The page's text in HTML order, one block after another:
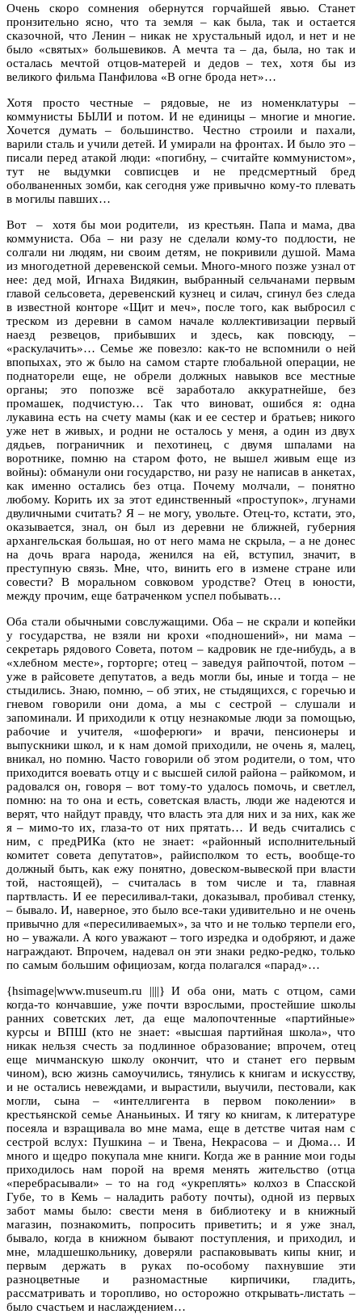
Очень скоро сомнения обернутся горчайшей явью. Станет
пронзительно ясно, что та земля – как была, так и остается
сказочной, что Ленин – никак не хрустальный идол, и нет и не
было «святых» большевиков. А мечта та – да, была, но так и
осталась мечтой отцов-матерей и дедов – тех, хотя бы из
великого фильма Панфилова «В огне брода нет»…
Хотя просто честные – рядовые, не из номенклатуры –
коммунисты БЫЛИ и потом. И не единицы – многие и многие.
Хочется думать – большинство. Честно строили и пахали,
варили сталь и учили детей. И умирали на фронтах. И было это –
писали перед атакой люди: «погибну, – считайте коммунистом»,
тут не выдумки совписцев и не предсмертный бред
оболваненных зомби, как сегодня уже привычно кому-то плевать
в могилы павших…
Вот – хотя бы мои родители, из крестьян. Папа и мама, два
коммуниста. Оба – ни разу не сделали кому-то подлости, не
солгали ни людям, ни своим детям, не покривили душой. Мама
из многодетной деревенской семьи. Много-много позже узнал от
нее: дед мой, Игнаха Видякин, выбранный сельчанами первым
главой сельсовета, деревенский кузнец и силач, сгинул без следа
в известной конторе «Щит и меч», после того, как выбросил с
треском из деревни в самом начале коллективизации первый
наезд резвецов, прибывших и здесь, как повсюду, –
«раскулачить»… Семье же повезло: как-то не вспомнили о ней
впопыхах, это ж было на самом старте глобальной операции, не
поднаторели еще, не обрели должных навыков все местные
органы; это попозже всё заработало аккуратнейше, без
промашек, подчистую… Так что виноват, ошибся я: одна
лукавина есть на счету мамы (как и ее сестер и братьев; никого
уже нет в живых, и родни не осталось у меня, а один из двух
дядьев, пограничник и пехотинец, с двумя шпалами на
воротнике, помню на старом фото, не вышел живым еще из
войны): обманули они государство, ни разу не написав в анкетах,
как именно остались без отца. Почему молчали, – понятно
любому. Корить их за этот единственный «проступок», лгунами
двуличными считать? Я – не могу, увольте. Отец-то, кстати, это,
оказывается, знал, он был из деревни не ближней, губерния
архангельская большая, но от него мама не скрыла, – а не донес
на дочь врага народа, женился на ей, вступил, значит, в
преступную связь. Мне, что, винить его в измене стране или
совести? В моральном совковом уродстве? Отец в юности,
между прочим, еще батраченком успел побывать…
Оба стали обычными совслужащими. Оба – не скрали и копейки
у государства, не взяли ни крохи «подношений», ни мама –
секретарь рядового Совета, потом – кадровик не где-нибудь, а в
«хлебном месте», горторге; отец – заведуя райпочтой, потом –
уже в райсовете депутатов, а ведь могли бы, иные и тогда – не
стыдились. Знаю, помню, – об этих, не стыдящихся, с горечью и
гневом говорили они дома, а мы с сестрой – слушали и
запоминали. И приходили к отцу незнакомые люди за помощью,
рабочие и учителя, «шоферюги» и врачи, пенсионеры и
выпускники школ, и к нам домой приходили, не очень я, малец,
вникал, но помню. Часто говорили об этом родители, о том, что
приходится воевать отцу и с высшей силой района – райкомом, и
радовался он, говоря – вот тому-то удалось помочь, и светлел,
помню: на то она и есть, советская власть, люди же надеются и
верят, что найдут правду, что власть эта для них и за них, как же
я – мимо-то их, глаза-то от них прятать… И ведь считались с
ним, с предРИКа (кто не знает: «районный исполнительный
комитет совета депутатов», райисполком то есть, вообще-то
должный быть, как ежу понятно, довеском-вывеской при власти
той, настоящей), – считалась в том числе и та, главная
партвласть. И ее пересиливал-таки, доказывал, пробивал стенку,
– бывало. И, наверное, это было все-таки удивительно и не очень
привычно для «пересиливаемых», за что и не только терпели его,
но – уважали. А кого уважают – того изредка и одобряют, и даже
награждают. Впрочем, надевал он эти знаки редко-редко, только
по самым большим официозам, когда полагался «парад»…
{hsimage|www.museum.ru ||||} И оба они, мать с отцом, сами
когда-то кончавшие, уже почти взрослыми, простейшие школы
ранних советских лет, да еще малопочтенные «партийные»
курсы и ВПШ (кто не знает: «высшая партийная школа», что
никак нельзя счесть за подлинное образование; впрочем, отец
еще мичманскую школу окончит, что и станет его первым
чином), всю жизнь самоучились, тянулись к книгам и искусству,
и не остались невеждами, и вырастили, выучили, пестовали, как
могли, сына – «интеллигента в первом поколении» в
крестьянской семье Ананьиных. И тягу ко книгам, к литературе
посеяла и взращивала во мне мама, еще в детстве читая нам с
сестрой вслух: Пушкина – и Твена, Некрасова – и Дюма… И
много и щедро покупала мне книги. Когда же в ранние мои годы
приходилось нам порой на время менять жительство (отца
«перебрасывали» – то на год «укреплять» колхоз в Спасской
Губе, то в Кемь – наладить работу почты), одной из первых
забот мамы было: свести меня в библиотеку и в книжный
магазин, познакомить, попросить приветить; и я уже знал,
бывало, когда в книжном бывают поступления, и приходил, и
мне, младшешкольнику, доверяли распаковывать кипы книг, и
первым держать в руках по-особому пахнувшие эти
разноцветные и разномастные кирпичики, гладить,
рассматривать и торопливо, но осторожно открывать-листать –
было счастьем и наслаждением…